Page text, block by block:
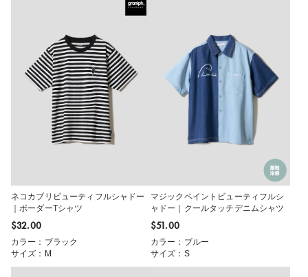
ネコカブリビューティフルシャドー
｜ボーダーTシャツ
$‌32.00
カラー：ブラック
サイズ：M
マジックペイントビューティフルシ
ャドー｜クールタッチデニムシャツ
$‌51.00
カラー：ブルー
サイズ：S